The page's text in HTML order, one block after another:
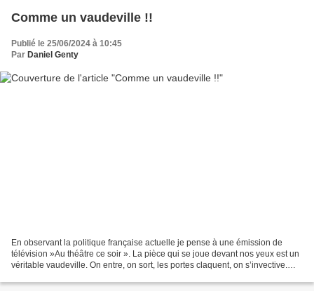
Comme un vaudeville !!
Publié le 25/06/2024 à 10:45
Par Daniel Genty
En observant la politique française actuelle je pense à une émission de
télévision »Au théâtre ce soir ». La pièce qui se joue devant nos yeux est un
véritable vaudeville. On entre, on sort, les portes claquent, on s’invective.